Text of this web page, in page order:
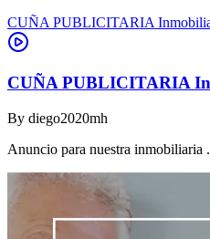
CUÑA PUBLICITARIA
CUÑA PUBLICITARIA
By diego2020mh
Anuncio para nuestra inmobiliaria .